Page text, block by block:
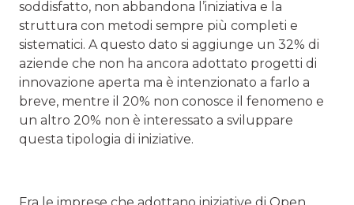
soddisfatto, non abbandona l’iniziativa e la
struttura con metodi sempre più completi e
sistematici. A questo dato si aggiunge un 32% di
aziende che non ha ancora adottato progetti di
innovazione aperta ma è intenzionato a farlo a
breve, mentre il 20% non conosce il fenomeno e
un altro 20% non è interessato a sviluppare
questa tipologia di iniziative.